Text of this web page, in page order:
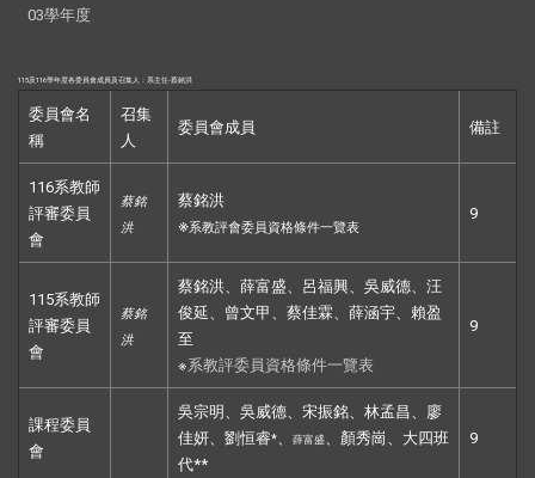
03學年度
115及116學年度各委員會成員及召集人： 系主任-蔡銘洪
委員會名
稱
召集
人
委員會成員 備註
116系教師
評審委員
會
蔡銘
洪
蔡銘洪
※系教評會委員資格條件一覽表
9
115系教師
評審委員
會
蔡銘
洪
蔡銘洪、薛富盛、呂福興、吳威德、汪
俊延、曾文甲、蔡佳霖、薛涵宇、賴盈
至
※系教評委員資格條件一覽表
9
課程委員
會
吳宗明、吳威德、宋振銘、林孟昌、廖
佳妍、劉恒睿*、 薛富盛、顏秀崗、大四班
代**
9